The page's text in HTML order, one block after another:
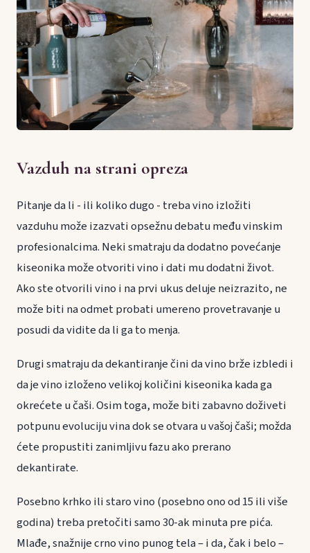
Vazduh na strani opreza
Pitanje da li - ili koliko dugo - treba vino izložiti
vazduhu može izazvati opsežnu debatu među vinskim
profesionalcima. Neki smatraju da dodatno povećanje
kiseonika može otvoriti vino i dati mu dodatni život.
Ako ste otvorili vino i na prvi ukus deluje neizrazito, ne
može biti na odmet probati umereno provetravanje u
posudi da vidite da li ga to menja.
Drugi smatraju da dekantiranje čini da vino brže izbledi i
da je vino izloženo velikoj količini kiseonika kada ga
okrećete u čaši. Osim toga, može biti zabavno doživeti
potpunu evoluciju vina dok se otvara u vašoj čaši; možda
ćete propustiti zanimljivu fazu ako prerano
dekantirate.
Posebno krhko ili staro vino (posebno ono od 15 ili više
godina) treba pretočiti samo 30-ak minuta pre pića.
Mlađe, snažnije crno vino punog tela – i da, čak i belo –